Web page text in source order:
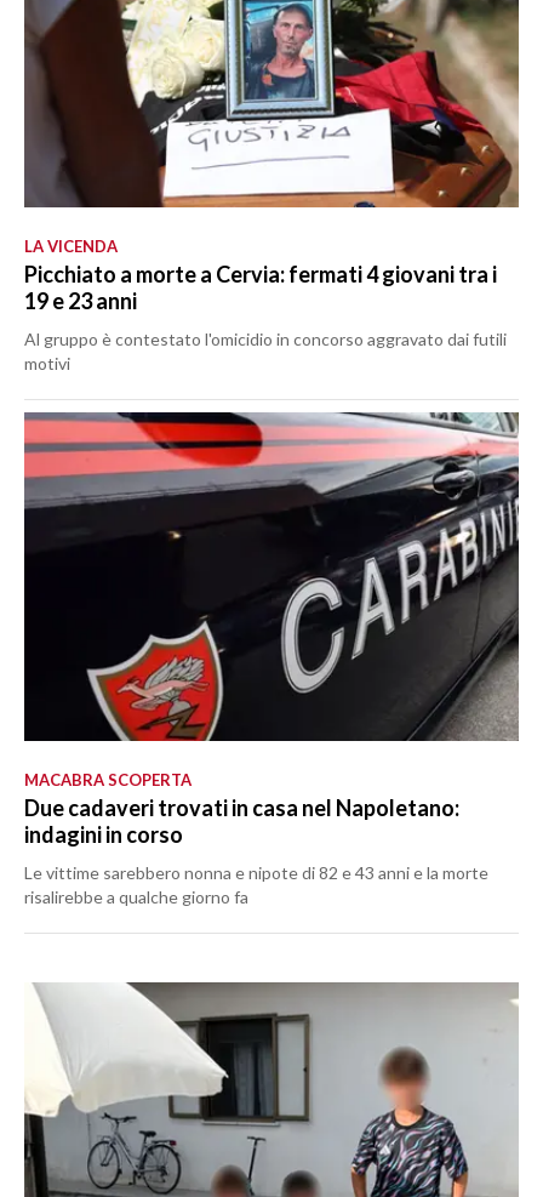
LA VICENDA
Picchiato a morte a Cervia: fermati 4 giovani tra i
19 e 23 anni
Al gruppo è contestato l'omicidio in concorso aggravato dai futili
motivi
MACABRA SCOPERTA
Due cadaveri trovati in casa nel Napoletano:
indagini in corso
Le vittime sarebbero nonna e nipote di 82 e 43 anni e la morte
risalirebbe a qualche giorno fa